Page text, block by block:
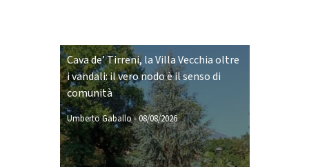
Cava de’ Tirreni, la Villa Vecchia oltre
i vandali: il vero nodo è il senso di
comunità
Umberto Gaballo-08/08/2026